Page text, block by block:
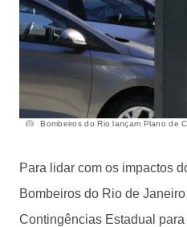
Bombeiros do Rio lançam Plano de
Para lidar com os impactos
Bombeiros do Rio de
Contingências Estadual